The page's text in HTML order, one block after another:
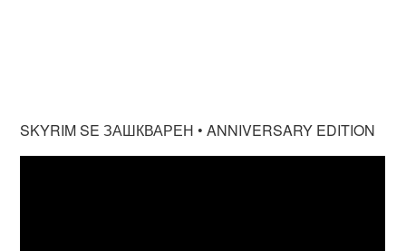
SKYRIM SE ЗАШКВАРЕН • ANNIVERSARY EDITION